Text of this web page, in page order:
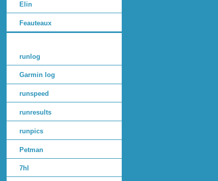
Elin
Feauteaux
runlog
Garmin log
runspeed
runresults
runpics
Petman
7hl